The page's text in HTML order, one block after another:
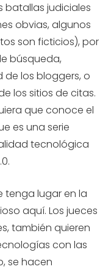
batallas judiciales
obvias, algunos
son ficticios), por
búsqueda,
de los bloggers, o
los sitios de citas.
que conoce el
es una serie
tecnológica
tenga lugar en la
aquí. Los jueces
también quieren
con las
se hacen